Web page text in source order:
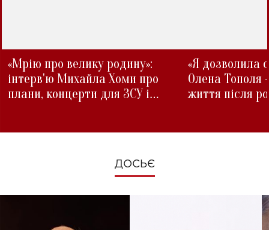
«Мрію про велику родину»:
інтерв'ю Михайла Хоми про
плани, концерти для ЗСУ і
«Я дозволила
Олена Тополя
життя після
ДОСЬЄ